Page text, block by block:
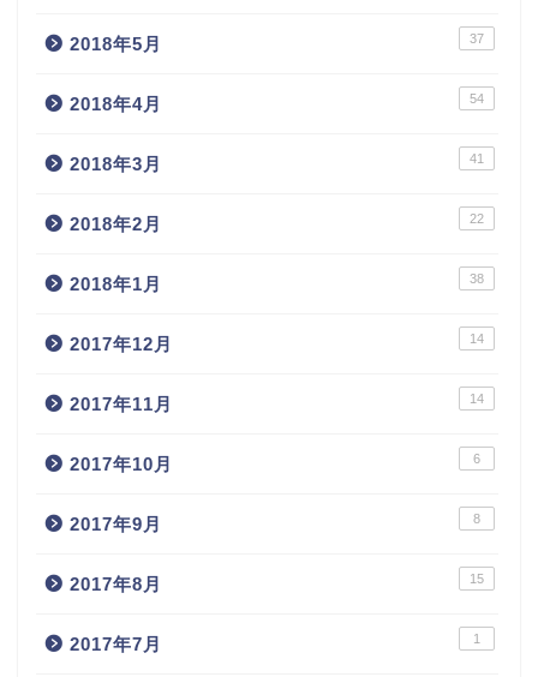
2018年5月 37
2018年4月 54
2018年3月 41
2018年2月 22
2018年1月 38
2017年12月 14
2017年11月 14
2017年10月 6
2017年9月 8
2017年8月 15
2017年7月 1